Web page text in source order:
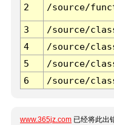
2 /source/
3 /source/
4
/source/
5
/source/
6
/source/
www.365jz.com 已经将此出